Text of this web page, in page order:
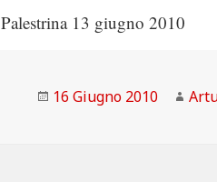
Palestrina 13 giugno 2010
Scritto
16 Giugno 2010